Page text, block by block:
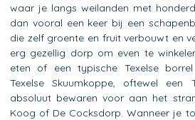
waar je langs weilanden met
dan vooral een keer bij een
die zelf groente en fruit verbouwt en
erg gezellig dorp om even te
eten of een typische Texelse
Texelse Skuumkoppe, oftewel
absoluut bewaren voor aan het
Koog of De Cocksdorp. Wanneer je